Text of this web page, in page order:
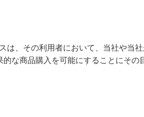
、その利用者において、当社や当
な商品購入を可能にすることにその